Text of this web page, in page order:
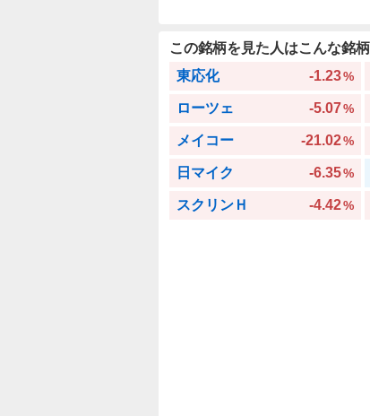
この銘柄を見た人はこんな銘
東応化
-1.23%
ローツェ -5.07%
メイコー -21.02%
日マイク -6.35%
スクリンＨ -4.42%